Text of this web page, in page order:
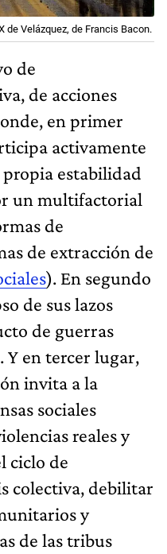
de Velázquez, de Francis Bacon.
de
de acciones
en primer
activamente
estabilidad
un multifactorial
de
de extracción de
). En segundo
de sus lazos
de guerras
Y en tercer lugar,
invita a la
sociales
reales y
ciclo de
colectiva, debilitar
y
de las tribus